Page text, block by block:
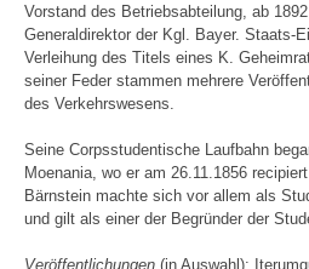
Vorstand des Betriebsabteilung, ab
Generaldirektor der Kgl. Bayer. Staats-
Verleihung des Titels eines K.
seiner Feder stammen mehrere
des Verkehrswesens.
Seine Corpsstudentische Laufbahn
Moenania, wo er am 26.11.1856
Bärnstein machte sich vor allem als
und gilt als einer der Begründer der
Veröffentlichungen (in Auswahl):